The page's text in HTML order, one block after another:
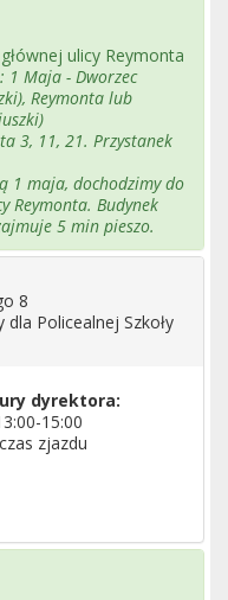
ulicy Reymonta
1 Maja - Dworzec
Reymonta lub
3, 11, 21. Przystanek
1 maja, dochodzimy do
Reymonta. Budynek
5 min pieszo.
8
Policealnej Szkoły
dyrektora:
15:00
zjazdu